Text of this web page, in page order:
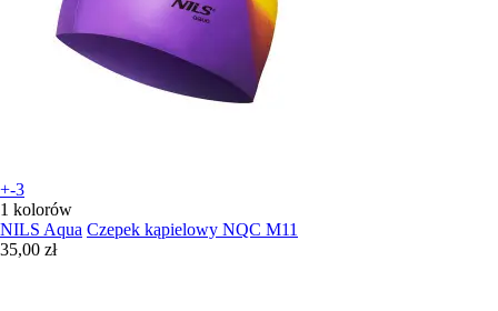
+-3
1 kolorów
NILS Aqua Czepek kąpielowy NQC M11
35,00 zł